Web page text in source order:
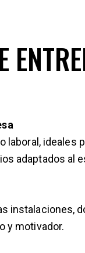
laboral,
adaptados al
instalaciones,
y motivador.